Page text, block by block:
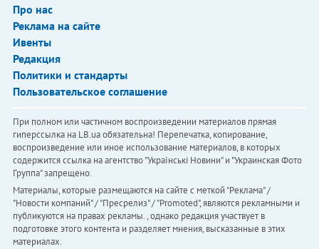
Про нас
Реклама на сайте
Ивенты
Редакция
Политики и стандарты
Пользовательское соглашение
При полном или частичном воспроизведении материалов прямая
гиперссылка на LB.ua обязательна! Перепечатка, копирование,
воспроизведение или иное использование материалов, в которых
содержится ссылка на агентство "Українськi Новини" и "Украинская Фото
Группа" запрещено.
Материалы, которые размещаются на сайте с меткой "Реклама" /
"Новости компаний" / "Пресрелиз" / "Promoted", являются рекламными и
публикуются на правах рекламы. , однако редакция участвует в
подготовке этого контента и разделяет мнения, высказанные в этих
материалах.